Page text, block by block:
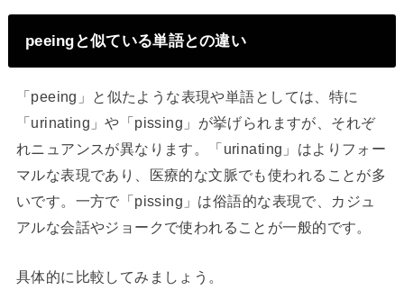
peeingと似ている単語との違い
「peeing」と似たような表現や単語としては、特に
「urinating」や「pissing」が挙げられますが、それぞ
れニュアンスが異なります。「urinating」はよりフォー
マルな表現であり、医療的な文脈でも使われることが多
いです。一方で「pissing」は俗語的な表現で、カジュ
アルな会話やジョークで使われることが一般的です。
具体的に比較してみましょう。